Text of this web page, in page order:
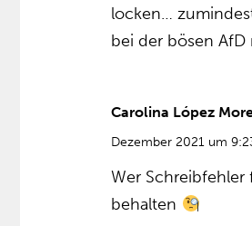
locken…
bei der bösen AfD
Carolina López
Dezember 2021 um
Wer Schreibfehler
behalten